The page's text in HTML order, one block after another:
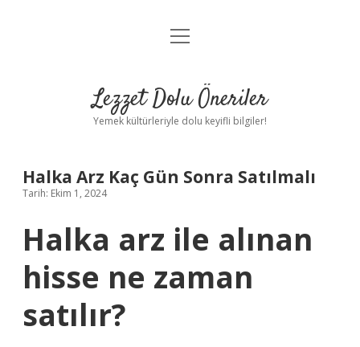
Anasayfa
Yasal Uyarı
menüyü
Lezzet Dolu Öneriler
Yemek kültürleriyle dolu keyifli bilgiler!
Halka Arz Kaç Gün Sonra Satılmalı
Tarih: Ekim 1, 2024
Halka arz ile alınan
hisse ne zaman
satılır?